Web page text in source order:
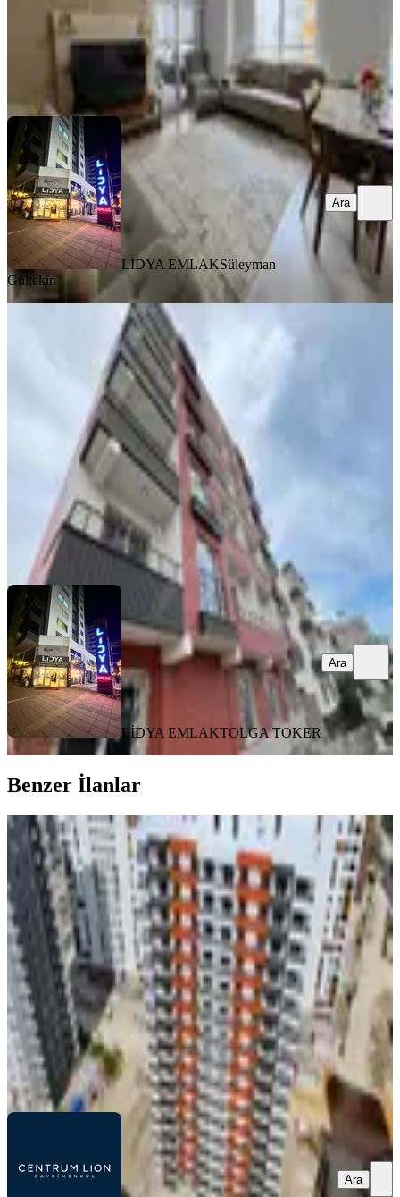
LİDYA EMLAK Süleyman Gültekin
LİDYA EMLAKSüleyman
Gültekin
Ara
Erdemli Hastanesine Yakın Sıfır
Satılık 1+1 Daire
Erdemli, Türbe Mahallesi
1+1· 55 m² ·3. Kat
1.990.000 ₺ 2.350.000 ₺
LİDYA EMLAK TOLGA TOKER
LİDYA EMLAKTOLGA TOKER
Ara
Benzer İlanlar
ÖNE ÇIKAN
Mersin Erdemli Arbaçbahşiş Satılık
Sıfır 1+1 Daire
Erdemli, Arpaçbahşiş Mahallesi
1+1
·66 m²·4. Kat·01.08.2026
2.150.000 ₺
CENTRUM LION GAYRİMENKULMUSTAFA KEMAL
ŞAHAN
Ara
Ara